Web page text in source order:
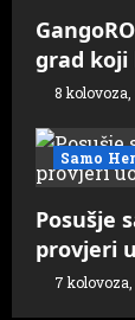
grad koji
8 kolovoza,
Samo
Posušje
provjeri
7 kolovoza,